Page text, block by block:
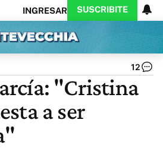
INGRESAR SUSCRIBITE
Opinión
Educación
Turismo
12
"Cristina
a ser